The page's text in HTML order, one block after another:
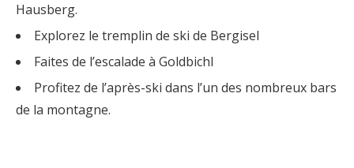
Hausberg.
Explorez le tremplin de ski de Bergisel
Faites de l’escalade à Goldbichl
Profitez de l’après-ski dans l’un des nombreux bars
de la montagne.